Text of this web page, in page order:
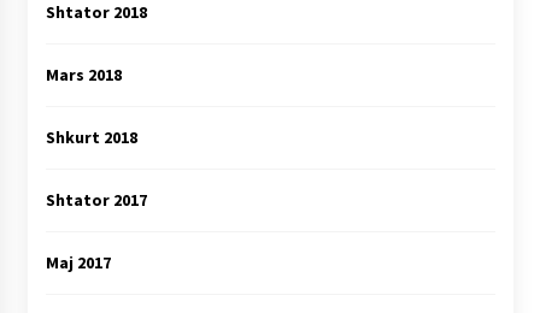
Shtator 2018
Mars 2018
Shkurt 2018
Shtator 2017
Maj 2017